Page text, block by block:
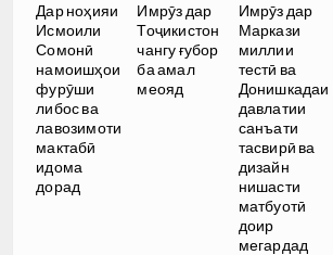
Дар ноҳияи
Исмоили
Сомонӣ
намоишҳои
фурӯши
либос ва
лавозимоти
мактабӣ
идома
дорад
Имрӯз дар
Тоҷикистон
чангу ғубор
ба амал
меояд
Имрӯз дар
Маркази
миллии
тестӣ ва
Донишкадаи
давлатии
санъати
тасвирӣ ва
дизайн
нишасти
матбуотӣ
доир
мегардад